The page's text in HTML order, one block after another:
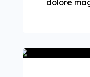
dolore
eiusmod